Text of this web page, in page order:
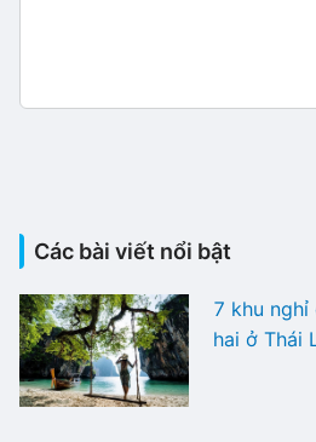
Các bài viết nổi bật
7 khu
hai ở Thái